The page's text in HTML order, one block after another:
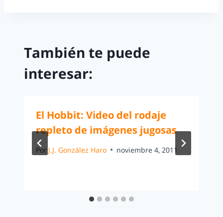
También te puede
interesar:
El Hobbit: Video del rodaje
repleto de imágenes jugosas
Por J.J. González Haro noviembre 4, 2011